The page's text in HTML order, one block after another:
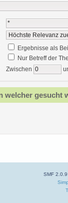
Ergebnisse als
Nur Betreff der
Zwischen
welcher
SMF 2.0.9